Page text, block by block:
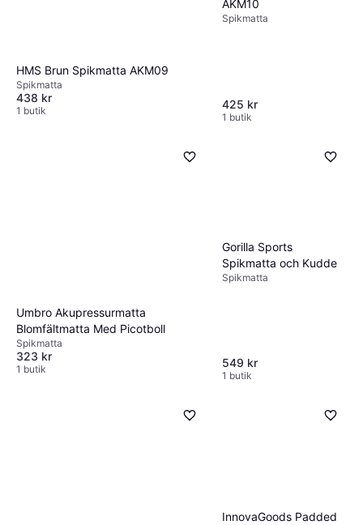
HMS Brun Spikmatta AKM09
Spikmatta
438 kr
1 butik
AKM10
Spikmatta
425 kr
1 butik
Umbro Akupressurmatta
Blomfältmatta Med Picotboll
Spikmatta
323 kr
1 butik
Gorilla Sports
Spikmatta och Kudde
Spikmatta
549 kr
1 butik
InnovaGoods Padded